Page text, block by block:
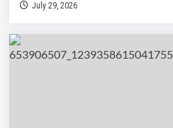
July 29, 2026